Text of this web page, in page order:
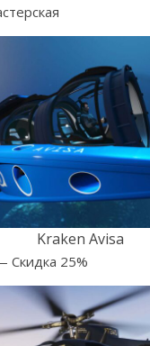
Kraken Avisa
Скидка 25%